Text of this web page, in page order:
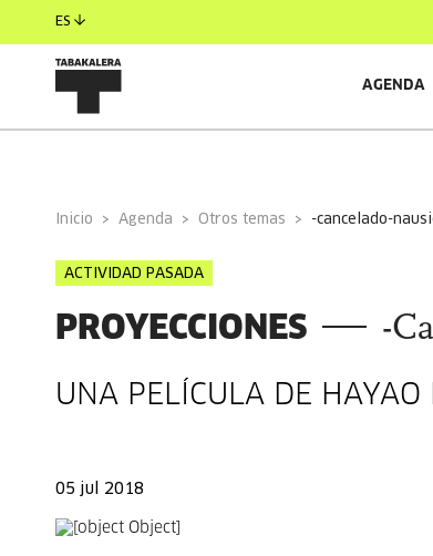
ES
AGENDA
Inicio Agenda Otros temas -cancelado-
ACTIVIDAD PASADA
PROYECCIONES -
UNA PELÍCULA DE HAYAO
05 jul 2018